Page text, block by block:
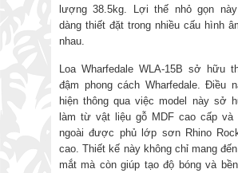
lượng 38.5kg. Lợi thế nhỏ gọn
dàng thiết đặt trong nhiều cấu hình
nhau.
Loa Wharfedale WLA-15B sở hữu
đậm phong cách Wharfedale. Điều
hiện thông qua việc model này sở
làm từ vật liệu gỗ MDF cao cấp và
ngoài được phủ lớp sơn Rhino
cao. Thiết kế này không chỉ mang
mắt mà còn giúp tạo độ bóng và